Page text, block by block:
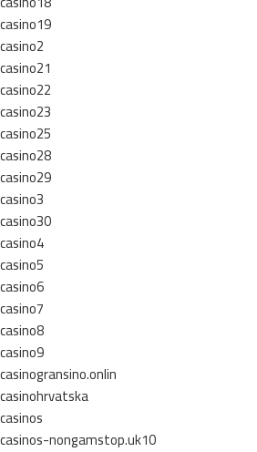
casino19
casino2
casino21
casino22
casino23
casino25
casino28
casino29
casino3
casino30
casino4
casino5
casino6
casino7
casino8
casino9
casinogransino.onlin
casinohrvatska
casinos
casinos-nongamstop.uk10